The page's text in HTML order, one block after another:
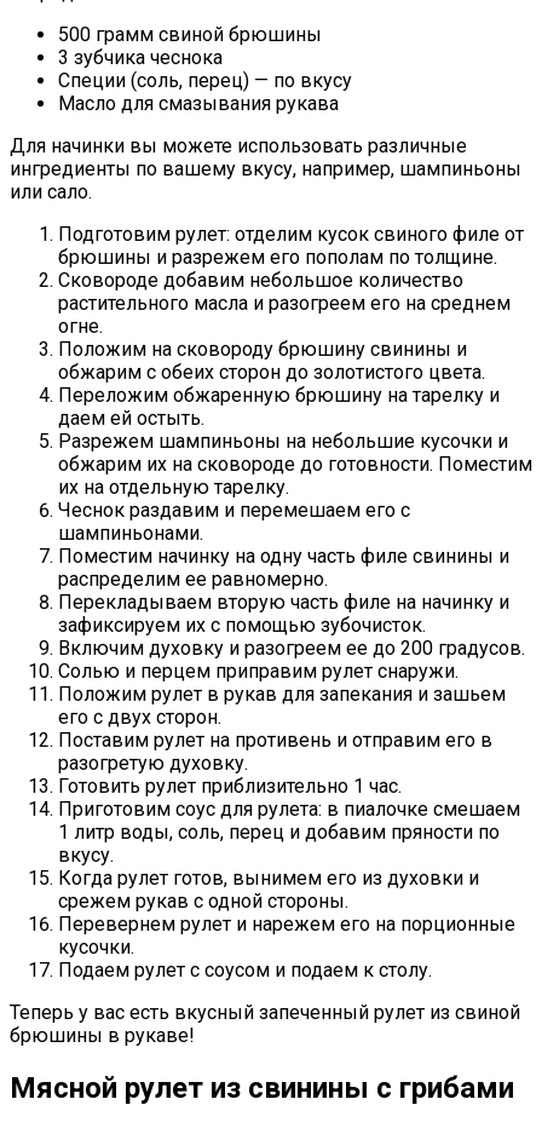
500 грамм свиной брюшины
3 зубчика чеснока
Специи (соль, перец) — по вкусу
Масло для смазывания рукава
Для начинки вы можете использовать различные
ингредиенты по вашему вкусу, например, шампиньоны
или сало.
Подготовим рулет: отделим кусок свиного филе от
брюшины и разрежем его пополам по толщине.
Сковороде добавим небольшое количество
растительного масла и разогреем его на среднем
огне.
Положим на сковороду брюшину свинины и
обжарим с обеих сторон до золотистого цвета.
Переложим обжаренную брюшину на тарелку и
даем ей остыть.
Разрежем шампиньоны на небольшие кусочки и
обжарим их на сковороде до готовности. Поместим
их на отдельную тарелку.
Чеснок раздавим и перемешаем его с
шампиньонами.
Поместим начинку на одну часть филе свинины и
распределим ее равномерно.
Перекладываем вторую часть филе на начинку и
зафиксируем их с помощью зубочисток.
Включим духовку и разогреем ее до 200 градусов.
Солью и перцем приправим рулет снаружи.
Положим рулет в рукав для запекания и зашьем
его с двух сторон.
Поставим рулет на противень и отправим его в
разогретую духовку.
Готовить рулет приблизительно 1 час.
Приготовим соус для рулета: в пиалочке смешаем
1 литр воды, соль, перец и добавим пряности по
вкусу.
Когда рулет готов, вынимем его из духовки и
срежем рукав с одной стороны.
Перевернем рулет и нарежем его на порционные
кусочки.
Подаем рулет с соусом и подаем к столу.
Теперь у вас есть вкусный запеченный рулет из свиной
брюшины в рукаве!
Мясной рулет из свинины с грибами